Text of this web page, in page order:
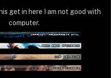
get in here I am not good with
computer.